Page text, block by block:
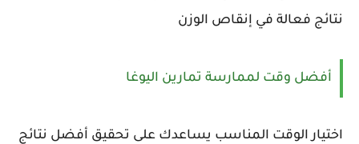
نتائج فعالة في إنقاص الوزن
أفضل وقت لممارسة تمارين اليوغا
اختيار الوقت المناسب يساعدك على تحقيق أفضل نتائج